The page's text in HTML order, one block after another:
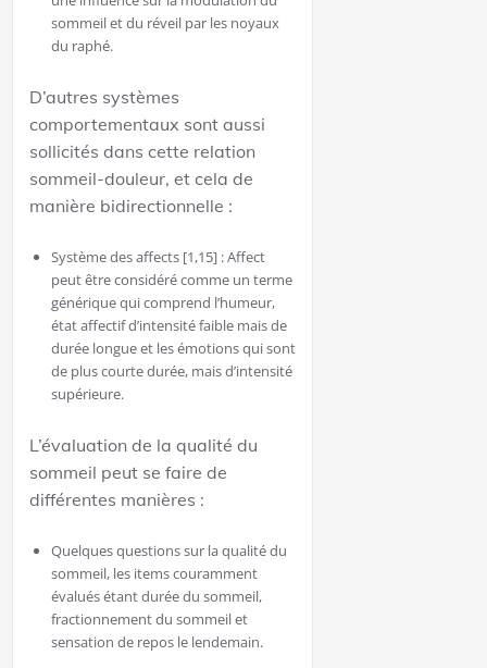
sommeil et du réveil par les noyaux
du raphé.
D’autres systèmes
comportementaux sont aussi
sollicités dans cette relation
sommeil-douleur, et cela de
manière bidirectionnelle :
Système des affects [1,15] : Affect
peut être considéré comme un terme
générique qui comprend l’humeur,
état affectif d’intensité faible mais de
durée longue et les émotions qui sont
de plus courte durée, mais d’intensité
supérieure.
L’évaluation de la qualité du
sommeil peut se faire de
différentes manières :
Quelques questions sur la qualité du
sommeil, les items couramment
évalués étant durée du sommeil,
fractionnement du sommeil et
sensation de repos le lendemain.